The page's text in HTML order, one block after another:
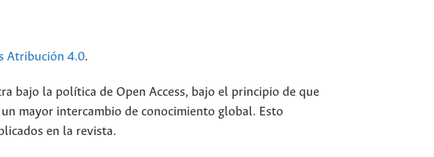
Atribución 4.0.
bajo la política de Open Access, bajo el principio de que
mayor intercambio de conocimiento global. Esto
en la revista.